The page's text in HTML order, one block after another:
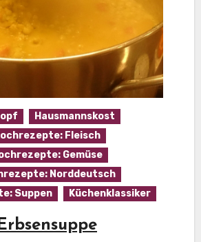
Hausmannskost
Fleisch
Gemüse
Norddeutsch
Suppen
Küchenklassiker